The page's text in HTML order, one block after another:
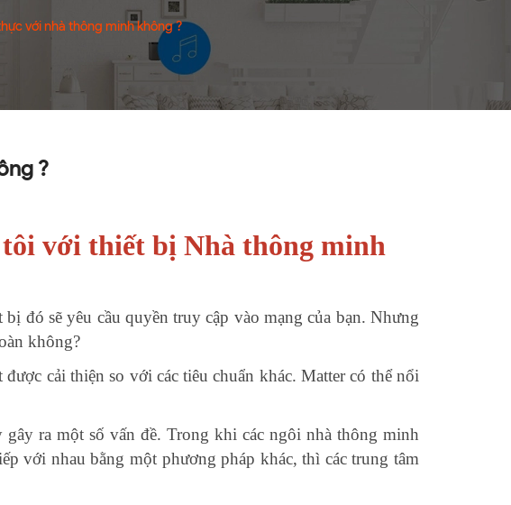
với nhà thông minh không ?
?
với thiết bị Nhà thông minh
đó sẽ yêu cầu quyền truy cập vào mạng của bạn. Nhưng
không?
cải thiện so với các tiêu chuẩn khác. Matter có thể nổi
ra một số vấn đề. Trong khi các ngôi nhà thông minh
với nhau bằng một phương pháp khác, thì các trung tâm